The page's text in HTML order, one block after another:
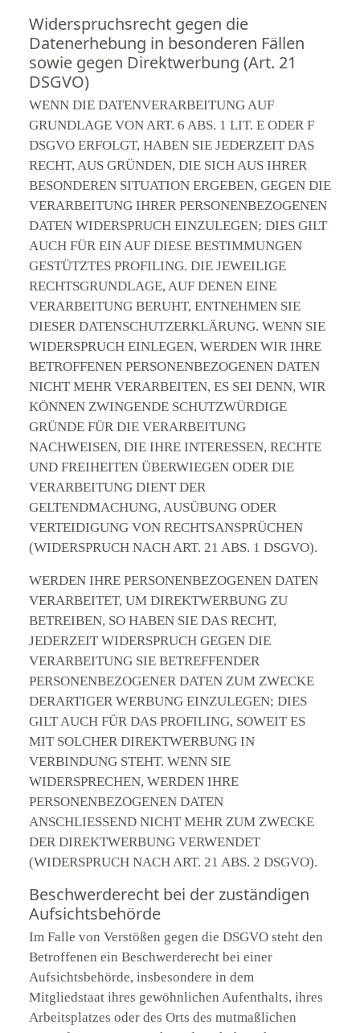
Widerspruchsrecht gegen die
Datenerhebung in besonderen Fällen
sowie gegen Direktwerbung (Art. 21
DSGVO)
WENN DIE DATENVERARBEITUNG AUF
GRUNDLAGE VON ART. 6 ABS. 1 LIT. E ODER F
DSGVO ERFOLGT, HABEN SIE JEDERZEIT DAS
RECHT, AUS GRÜNDEN, DIE SICH AUS IHRER
BESONDEREN SITUATION ERGEBEN, GEGEN DIE
VERARBEITUNG IHRER PERSONENBEZOGENEN
DATEN WIDERSPRUCH EINZULEGEN; DIES GILT
AUCH FÜR EIN AUF DIESE BESTIMMUNGEN
GESTÜTZTES PROFILING. DIE JEWEILIGE
RECHTSGRUNDLAGE, AUF DENEN EINE
VERARBEITUNG BERUHT, ENTNEHMEN SIE
DIESER DATENSCHUTZERKLÄRUNG. WENN SIE
WIDERSPRUCH EINLEGEN, WERDEN WIR IHRE
BETROFFENEN PERSONENBEZOGENEN DATEN
NICHT MEHR VERARBEITEN, ES SEI DENN, WIR
KÖNNEN ZWINGENDE SCHUTZWÜRDIGE
GRÜNDE FÜR DIE VERARBEITUNG
NACHWEISEN, DIE IHRE INTERESSEN, RECHTE
UND FREIHEITEN ÜBERWIEGEN ODER DIE
VERARBEITUNG DIENT DER
GELTENDMACHUNG, AUSÜBUNG ODER
VERTEIDIGUNG VON RECHTSANSPRÜCHEN
(WIDERSPRUCH NACH ART. 21 ABS. 1 DSGVO).
WERDEN IHRE PERSONENBEZOGENEN DATEN
VERARBEITET, UM DIREKTWERBUNG ZU
BETREIBEN, SO HABEN SIE DAS RECHT,
JEDERZEIT WIDERSPRUCH GEGEN DIE
VERARBEITUNG SIE BETREFFENDER
PERSONENBEZOGENER DATEN ZUM ZWECKE
DERARTIGER WERBUNG EINZULEGEN; DIES
GILT AUCH FÜR DAS PROFILING, SOWEIT ES
MIT SOLCHER DIREKTWERBUNG IN
VERBINDUNG STEHT. WENN SIE
WIDERSPRECHEN, WERDEN IHRE
PERSONENBEZOGENEN DATEN
ANSCHLIESSEND NICHT MEHR ZUM ZWECKE
DER DIREKTWERBUNG VERWENDET
(WIDERSPRUCH NACH ART. 21 ABS. 2 DSGVO).
Beschwerde­recht bei der zuständigen
Aufsichts­behörde
Im Falle von Verstößen gegen die DSGVO steht den
Betroffenen ein Beschwerderecht bei einer
Aufsichtsbehörde, insbesondere in dem
Mitgliedstaat ihres gewöhnlichen Aufenthalts, ihres
Arbeitsplatzes oder des Orts des mutmaßlichen